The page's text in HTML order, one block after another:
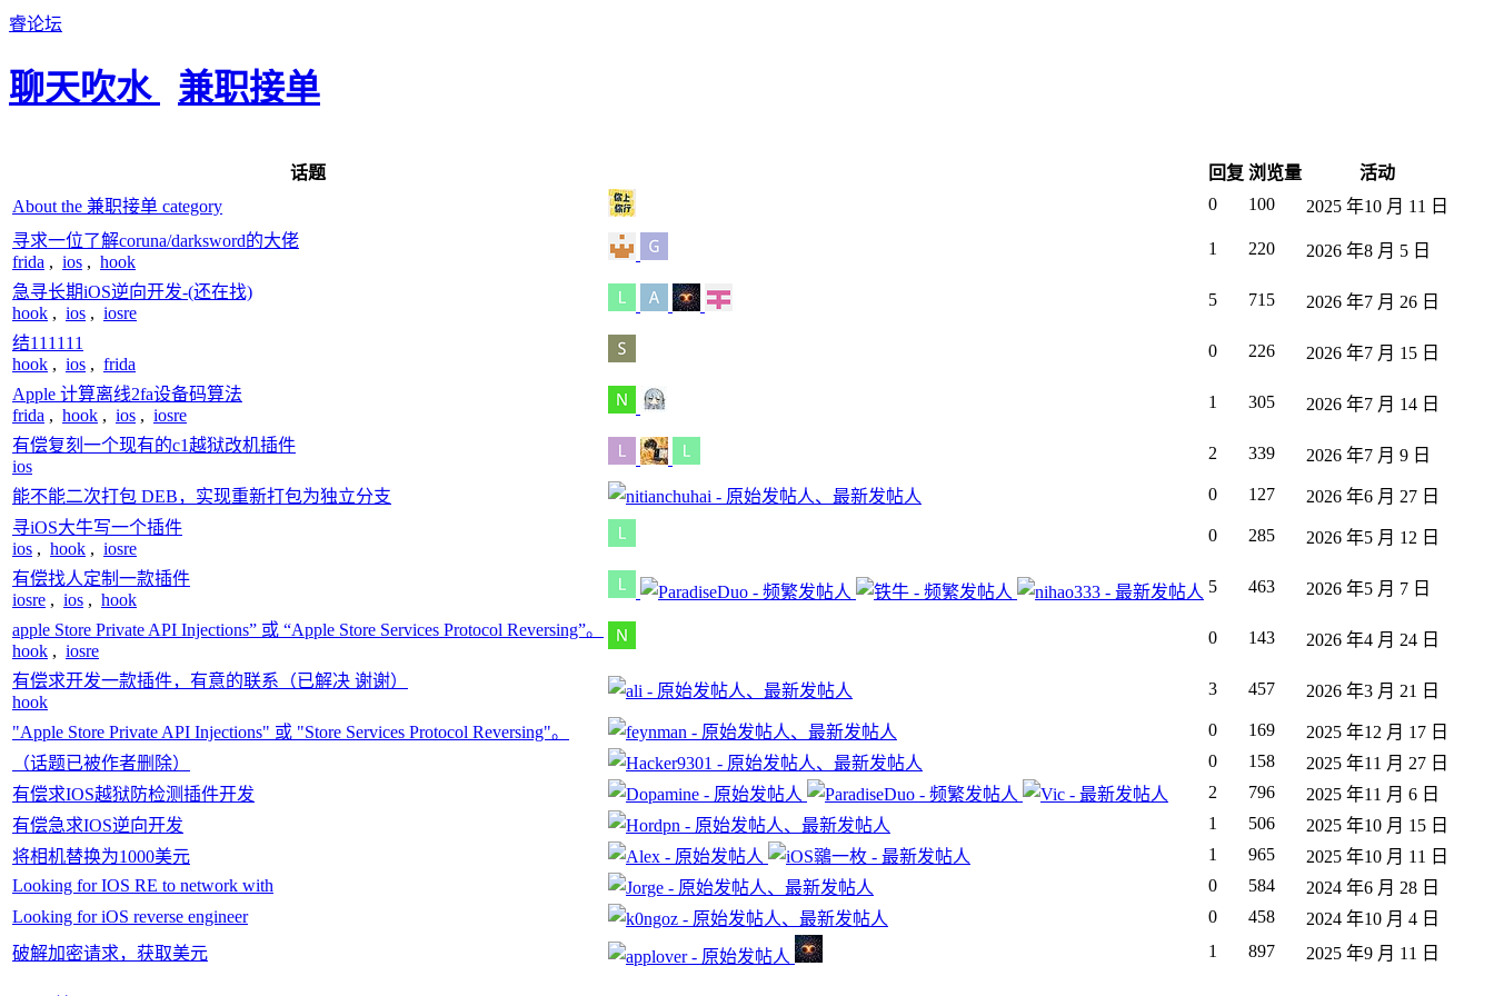
睿论坛
聊天吹水 兼职接单
话题 回复 浏览量
活动
About the 兼职接单 category
0 100
2025 年10 月 11 日
寻求一位了解coruna/darksword的大佬
frida , ios , hook
1 220 2026 年8 月 5 日
急寻长期iOS逆向开发-(还在找)
hook , ios , iosre
5 715 2026 年7 月 26 日
结111111
hook , ios , frida
0 226 2026 年7 月 15 日
Apple 计算离线2fa设备码算法
frida , hook , ios , iosre
1 305 2026 年7 月 14 日
有偿复刻一个现有的c1越狱改机插件
ios
2 339 2026 年7 月 9 日
能不能二次打包 DEB，实现重新打包为独立分支 0 127
2026 年6 月 27 日
寻iOS大牛写一个插件
ios , hook , iosre
0 285 2026 年5 月 12 日
有偿找人定制一款插件
iosre , ios , hook
5 463 2026 年5 月 7 日
apple Store Private API Injections” 或 “Apple Store Services Protocol Reversing”。
hook , iosre
0 143 2026 年4 月 24 日
有偿求开发一款插件，有意的联系（已解决 谢谢）
hook
3 457 2026 年3 月 21 日
"Apple Store Private API Injections" 或 "Store Services Protocol Reversing"。 0 169
2025 年12 月 17 日
（话题已被作者删除）
0 158
2025 年11 月 27 日
有偿求IOS越狱防检测插件开发
2 796
2025 年11 月 6 日
有偿急求IOS逆向开发
1 506
2025 年10 月 15 日
将相机替换为1000美元
1 965
2025 年10 月 11 日
Looking for IOS RE to network with
0 584
2024 年6 月 28 日
Looking for iOS reverse engineer
0 458
2024 年10 月 4 日
破解加密请求，获取美元
1 897 2025 年9 月 11 日